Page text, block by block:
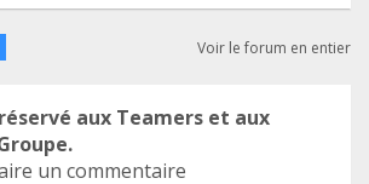
Voir le forum en entier
aux Teamers et aux
un commentaire